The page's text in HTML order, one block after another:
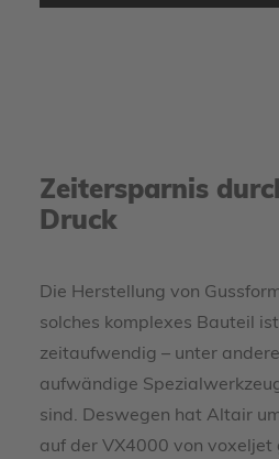
Aktivitäten
Akzeptieren
Platform
Zeitersparnis
Druck
Die Herstellung von
solches komplexes Bauteil
zeitaufwendig – unter
aufwändige
sind. Deswegen hat Altair
auf der VX4000 von voxeljet